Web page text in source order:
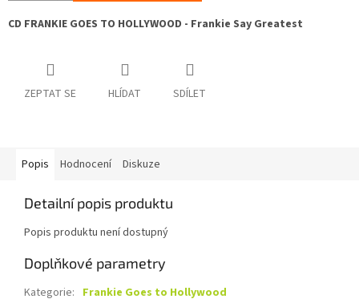
CD FRANKIE GOES TO HOLLYWOOD - Frankie Say Greatest
ZEPTAT SE HLÍDAT SDÍLET
Popis Hodnocení Diskuze
Detailní popis produktu
Popis produktu není dostupný
Doplňkové parametry
Kategorie: Frankie Goes to Hollywood